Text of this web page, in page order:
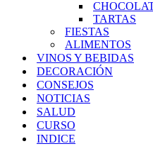
TARTAS
FIESTAS
ALIMENTOS
VINOS Y BEBIDAS
DECORACIÓN
CONSEJOS
NOTICIAS
SALUD
CURSO
INDICE